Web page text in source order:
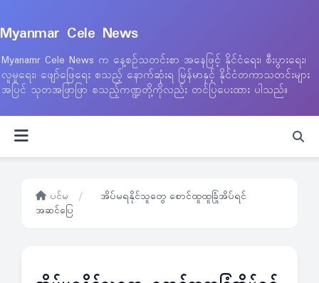
Myanmar Cele News
Myanamr Cele News က နေ့စဉ်သတင်းစာ အနေဖြင့် နိုင်ငံရေး၊ စီးပွားရေး၊
လူမှုရေး၊ ဖျော်ဖြေရေး စသည့် နောက်ဆုံးရ မြန်မာနှင့် နိုင်ငံတကာသတင်းများ
အပြင် သုတအဖြာဖြာ စသည့်ကဏ္ဍတို့ကိုလည်း တင်ပြပေးထား ပါသည်။
ပင်မ /
အိပ်မရနိုင်သူတွေ စောင်ထူထူခြုံအိပ်ရင်
အဆင်ပြေ